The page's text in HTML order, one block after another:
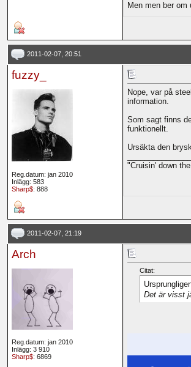
Men men ber om
2011-02-07, 20:51
fuzzy_
Reg.datum: jan 2010
Inlägg: 583
Sharp$: 888
Nope, var på
information.
Som sagt finns
funktionellt.
Ursäkta den
"Cruisin' down
2011-02-07, 21:19
Arch
Reg.datum: jan 2010
Inlägg: 3 910
Sharp$: 6869
Citat:
Det är visst